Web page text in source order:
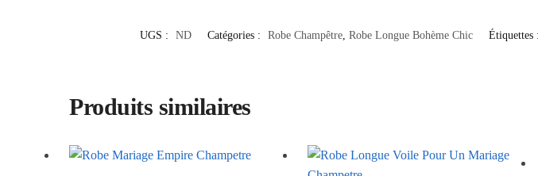
UGS : ND Catégories : Robe Champêtre, Robe Longue Bohème Chic Étiquettes :
Produits similaires